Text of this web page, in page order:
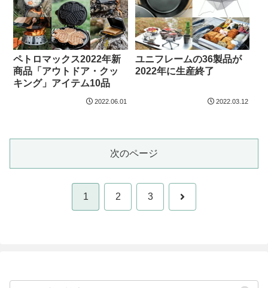
ペトロマックス2022年新
商品「アウトドア・クッ
キング」アイテム10品
2022.06.01
ユニフレームの36製品が
2022年に生産終了
2022.03.12
次のページ
1 2 3 次